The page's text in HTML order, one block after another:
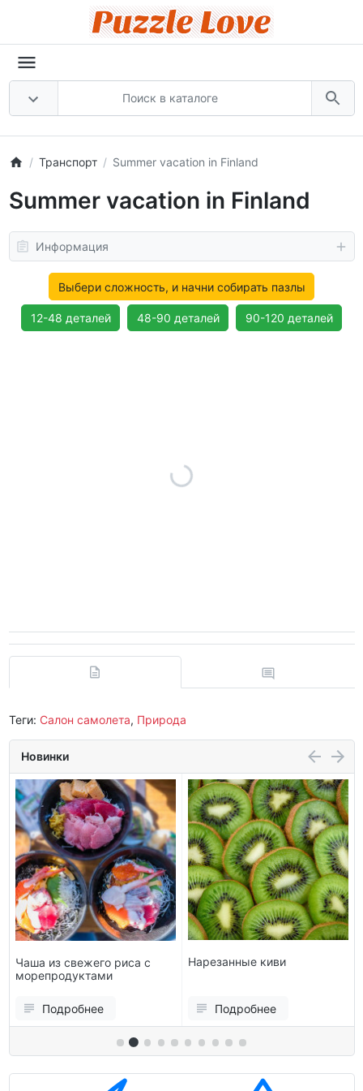
Транспорт Summer vacation in Finland
Summer vacation in Finland
Информация
Выбери сложность, и начни собирать пазлы
12-48 деталей 48-90 деталей 90-120 деталей
Теги: Салон самолета, Природа
Новинки
Чаша из свежего риса с
морепродуктами
Подробнее
Нарезанные киви
Подробнее